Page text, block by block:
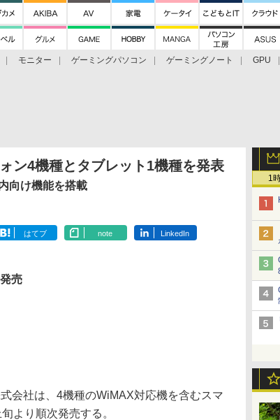
モニター ゲーミングパソコン ゲーミングノート
GPU
1
ン4機種とタブレット1機種を発表
向け機能を搭載
はてブ note LinkedIn
売
会社は、4機種のWiMAX対応機を含むスマ
より順次発売する。